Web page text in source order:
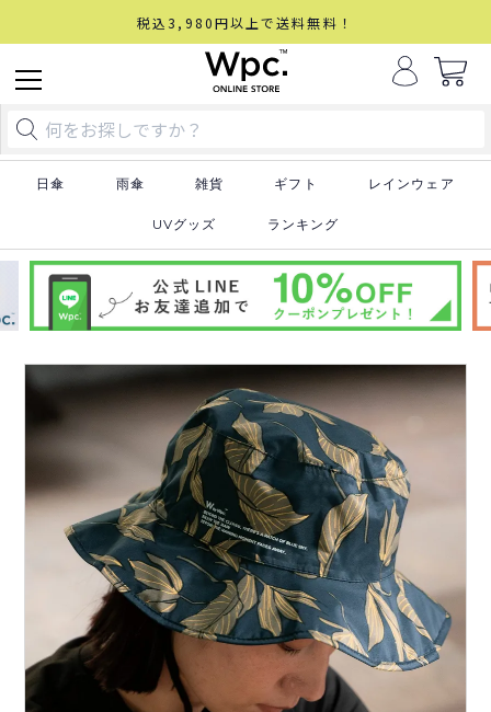
税込3,980円以上で送料無料！
日傘 雨傘 雑貨 ギフト レインウェア
UVグッズ ランキング